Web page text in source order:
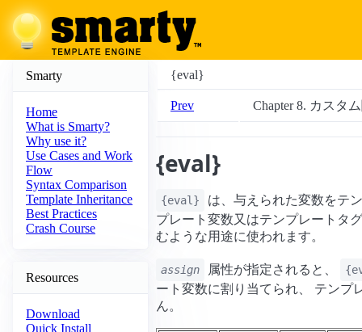
Smarty
Home
What is Smarty?
Why use it?
Use Cases and Work
Flow
Syntax Comparison
Template Inheritance
Best Practices
Crash Course
Resources
Download
Quick Install
{eval}
Prev Chapter 8. カスタ
{eval}
{eval}
は、与えられた変数をテ
プレート変数又はテンプレートタ
むような用途に使われます。
assign 属性が指定されると、
ート変数に割り当てられ、 テンプ
ん。